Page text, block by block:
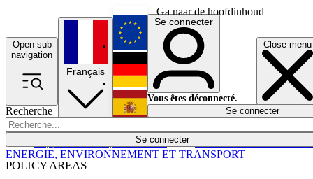
Ga naar de hoofdinhoud
Open sub
navigation
Close menu
Recherche
Se connecter
POLICY AREAS
Économie
Français
English
Deutsch
Español
Se connecter
Vous êtes déconnecté.
Se connecter
ENERGIE, ENVIRONNEMENT ET TRANSPORT